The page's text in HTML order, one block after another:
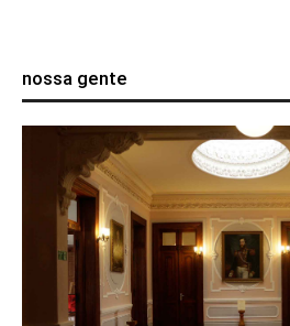
nossa gente